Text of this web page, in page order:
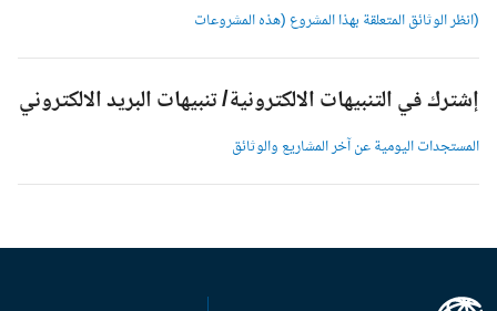
(انظر الوثائق المتعلقة بهذا المشروع (هذه المشروعات
إشترك في التنبيهات الالكترونية/ تنبيهات البريد الالكتروني
المستجدات اليومية عن آخر المشاريع والوثائق